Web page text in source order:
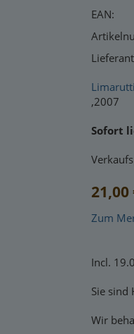
EAN:
,2007
Sofort
21,00
Zum
Incl.
Sie sind
Wir